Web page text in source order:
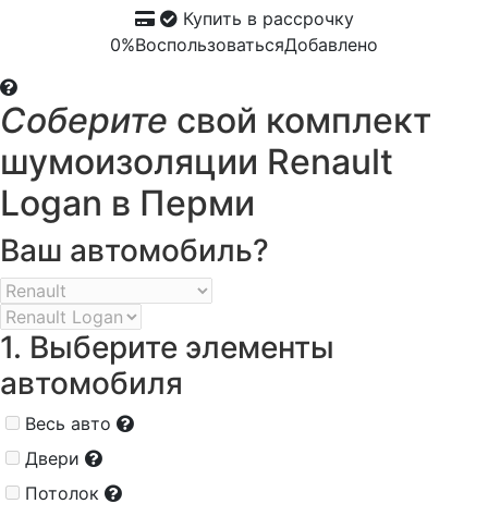
Купить в рассрочку
0%ВоспользоватьсяДобавлено
Соберите свой комплект
шумоизоляции Renault
Logan в Перми
Ваш автомобиль?
1. Выберите элементы
автомобиля
Весь авто
Двери
Потолок